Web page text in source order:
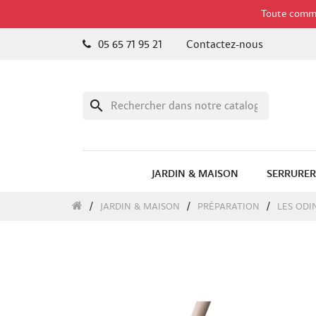
Toute
05 65 71 95 21 Contactez-nous
search
JARDIN & MAISON
JARDIN & MAISON PRÉPARATION LES